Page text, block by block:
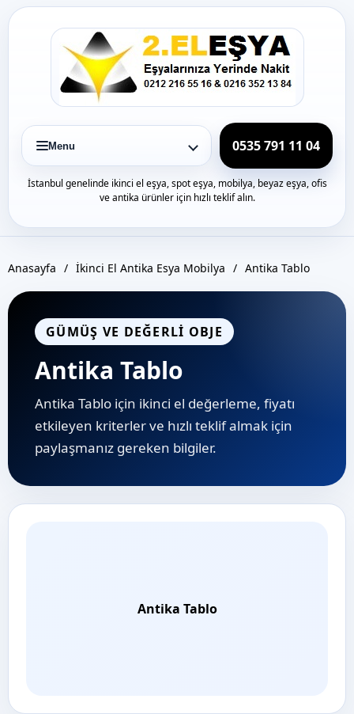
Icerige
Menu 0535 791 11 04
İstanbul genelinde ikinci el eşya, spot eşya, mobilya, beyaz eşya, ofis
ve antika ürünler için hızlı teklif alın.
Anasayfa / İkinci El Antika Esya Mobilya / Antika Tablo
GÜMÜŞ VE DEĞERLI OBJE
Antika Tablo
Antika Tablo için ikinci el değerleme, fiyatı
etkileyen kriterler ve hızlı teklif almak için
paylaşmanız gereken bilgiler.
Antika Tablo